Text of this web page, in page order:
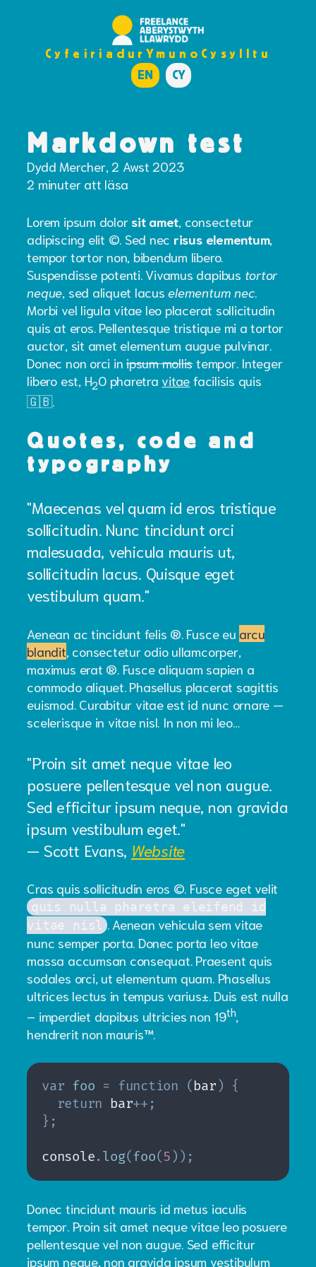
CyfeiriadurYmuno Cysylltu
EN
CY
Markdown test
Dydd Mercher, 2 Awst 2023
2 minuter att läsa
Lorem ipsum dolorsit amet, consectetur
adipiscing elit ©. Sed nec risus elementum,
tempor tortor non, bibendum libero.
Suspendisse potenti. Vivamus dapibus tortor
neque, sed aliquet lacuselementum nec.
Morbi vel ligula vitae leo placerat sollicitudin
quis at eros. Pellentesque tristique mi a tortor
auctor, sit amet elementum augue pulvinar.
Donec non orci inipsum mollistempor. Integer
libero est, H2O pharetra vitae facilisis quis
🇬🇧.
Quotes, code and
typography
Maecenas vel quam id eros tristique
sollicitudin. Nunc tincidunt orci
malesuada, vehicula mauris ut,
sollicitudin lacus. Quisque eget
vestibulum quam.
Aenean ac tincidunt felis ®. Fusce eu arcu
blandit, consectetur odio ullamcorper,
maximus erat ®. Fusce aliquam sapien a
commodo aliquet. Phasellus placerat sagittis
euismod. Curabitur vitae est id nunc ornare —
scelerisque in vitae nisl. In non mi leo…
Proin sit amet neque vitae leo
posuere pellentesque vel non augue.
Sed efficitur ipsum neque, non gravida
ipsum vestibulum eget.
— Scott Evans, Website
Cras quis sollicitudin eros ©. Fusce eget velit
quis nulla pharetra eleifend id
vitae nisl . Aenean vehicula sem vitae
nunc semper porta. Donec porta leo vitae
massa accumsan consequat. Praesent quis
sodales orci, ut elementum quam. Phasellus
ultrices lectus in tempus varius±. Duis est nulla
– imperdiet dapibus ultricies non 19th,
hendrerit non mauris™.
var foo = function ( bar )
{
return bar++ ;
} ;
console.log(foo(5 ) ) ;
Donec tincidunt mauris id metus iaculis
tempor. Proin sit amet neque vitae leo posuere
pellentesque vel non augue. Sed efficitur
ipsum neque, non gravida ipsum vestibulum